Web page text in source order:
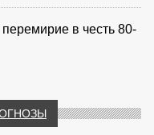
в честь 80-